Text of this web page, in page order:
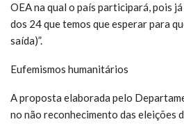
OEA na qual o país participará, pois
dos 24 que temos que esperar para
saída)”.
Eufemismos humanitários
A proposta elaborada pelo
no não reconhecimento das eleições